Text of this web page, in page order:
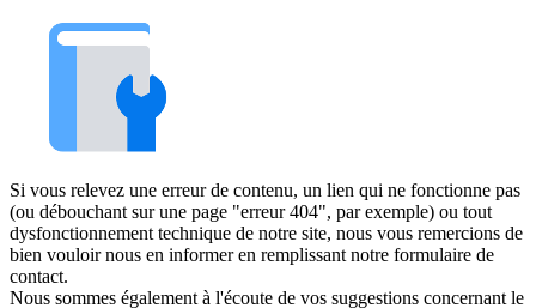
Si vous relevez une erreur de contenu, un lien qui ne fonctionne pas
(ou débouchant sur une page "erreur 404", par exemple) ou tout
dysfonctionnement technique de notre site, nous vous remercions de
bien vouloir nous en informer en remplissant notre formulaire de
contact.
Nous sommes également à l'écoute de vos suggestions concernant le